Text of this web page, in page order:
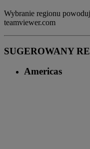
Wybranie regionu
teamviewer.com
SUGEROWANY
Americas